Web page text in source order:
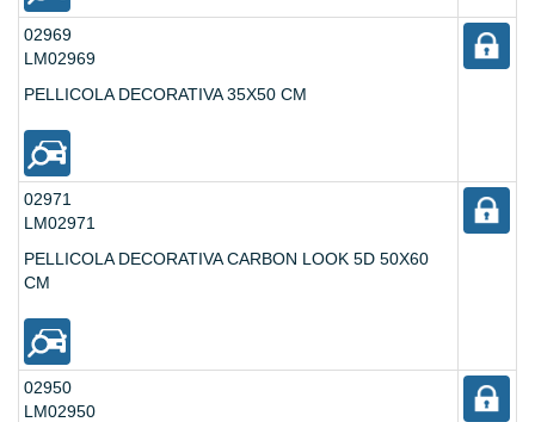
02969
LM02969
PELLICOLA DECORATIVA 35X50 CM
02971
LM02971
PELLICOLA DECORATIVA CARBON LOOK 5D 50X60
CM
02950
LM02950